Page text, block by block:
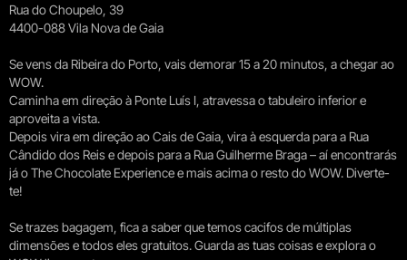
Rua do Choupelo, 39
4400-088 Vila Nova de Gaia
Se vens da Ribeira do Porto, vais demorar 15 a 20 minutos, a chegar ao
WOW.
Caminha em direção à Ponte Luís I, atravessa o tabuleiro inferior e
aproveita a vista.
Depois vira em direção ao Cais de Gaia, vira à esquerda para a Rua
Cândido dos Reis e depois para a Rua Guilherme Braga – aí encontrarás
já o The Chocolate Experience e mais acima o resto do WOW. Diverte-
te!
Se trazes bagagem, fica a saber que temos cacifos de múltiplas
dimensões e todos eles gratuitos. Guarda as tuas coisas e explora o